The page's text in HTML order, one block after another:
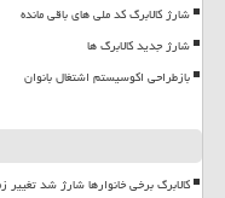
شارژ کالابرگ کد ملی های باقی مانده
شارژ جدید کالابرگ ها
بازطراحی اکوسیستم اشتغال بانوان
کالابرگ برخی خانوارها شارژ شد